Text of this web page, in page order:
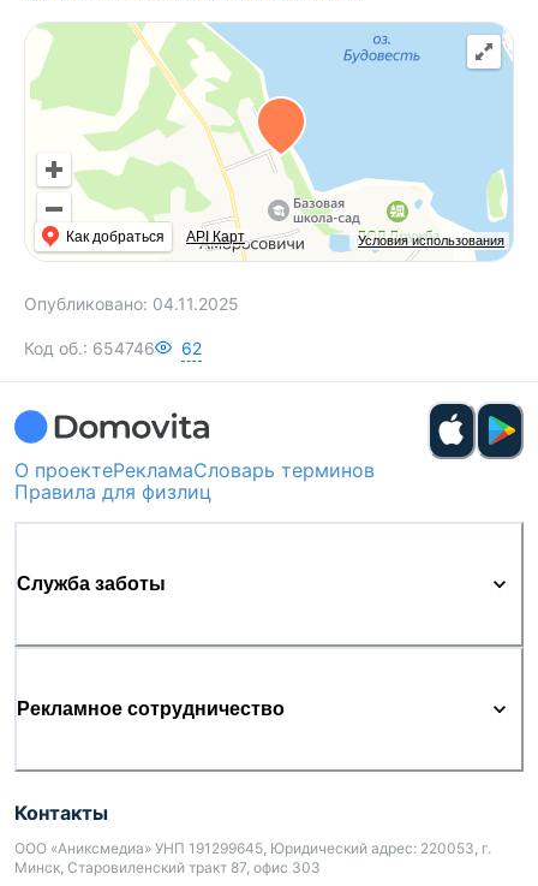
Условия использования
Как добраться API Карт
Опубликовано: 04.11.2025
Код об.: 654746 62
О проектеРекламаСловарь терминов
Правила для физлиц
Служба заботы
Рекламное сотрудничество
Контакты
ООО «Аниксмедиа» УНП 191299645, Юридический адрес: 220053, г.
Минск, Старовиленский тракт 87, офис 303